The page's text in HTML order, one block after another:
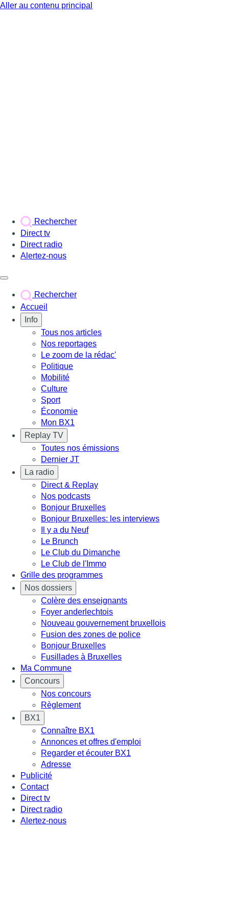
Aller au contenu principal
Rechercher
Direct tv
Direct radio
Alertez-nous
Rechercher
Accueil
Info
Tous nos articles
Nos reportages
Le zoom de la rédac'
Politique
Mobilité
Culture
Sport
Économie
Mon BX1
Replay TV
Toutes nos émissions
Dernier JT
La radio
Direct & Replay
Nos podcasts
Bonjour Bruxelles
Bonjour Bruxelles: les interviews
Il y a du Neuf
Le Brunch
Le Club du Dimanche
Le Club de l'Immo
Grille des programmes
Nos dossiers
Colère des enseignants
Foyer anderlechtois
Nouveau gouvernement bruxellois
Fusion des zones de police
Bonjour Bruxelles
Fusillades à Bruxelles
Ma Commune
Concours
Nos concours
Règlement
BX1
Connaître BX1
Annonces et offres d'emploi
Regarder et écouter BX1
Adresse
Publicité
Contact
Direct tv
Direct radio
Alertez-nous